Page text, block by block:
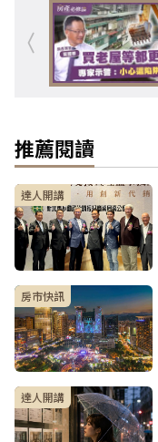
推薦閱讀
達人開講
房市快訊
達人開講